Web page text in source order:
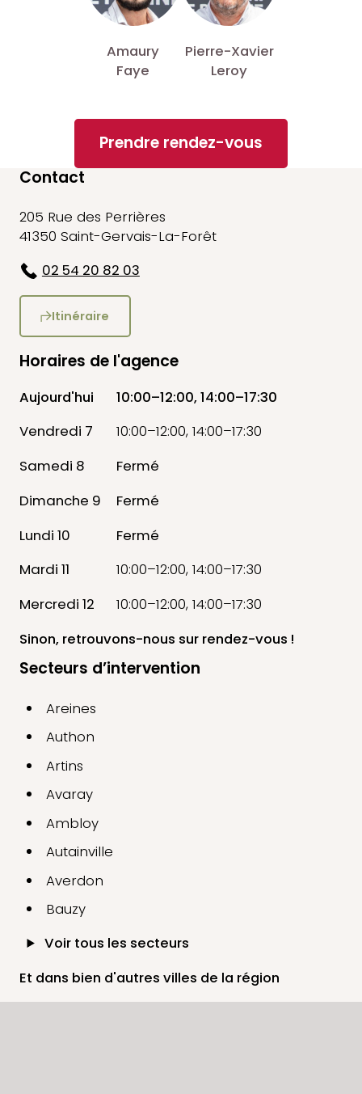
Amaury
Faye
Pierre-Xavier
Leroy
Prendre rendez-vous
Contact
205 Rue des Perrières
41350 Saint-Gervais-La-Forêt
02 54 20 82 03
Itinéraire
Horaires de l'agence
Aujourd'hui
10:00–12:00, 14:00–17:30
Vendredi 7
10:00–12:00, 14:00–17:30
Samedi 8
Fermé
Dimanche 9
Fermé
Lundi 10
Fermé
Mardi 11
10:00–12:00, 14:00–17:30
Mercredi 12
10:00–12:00, 14:00–17:30
Sinon, retrouvons-nous sur rendez-vous !
Secteurs d’intervention
Areines
Authon
Artins
Avaray
Ambloy
Autainville
Averdon
Bauzy
Voir tous les secteurs
Et dans bien d'autres villes de la région